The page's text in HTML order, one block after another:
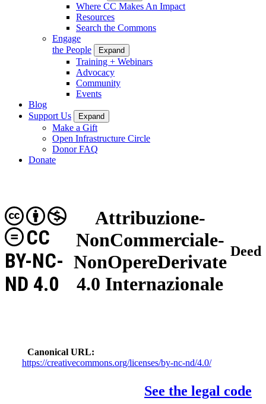
Where CC Makes An Impact
Resources
Search the Commons
Engage
the People
Expand
Training + Webinars
Advocacy
Community
Events
Blog
Support Us
Expand
Make a Gift
Open Infrastructure Circle
Donor FAQ
Donate
Attribuzione-
NonCommerciale-
NonOpereDerivate
4.0 Internazionale
CC
BY-NC-
ND 4.0
Deed
Canonical URL
https://creativecommons.org/licenses/by-nc-nd/4.0/
See the legal code